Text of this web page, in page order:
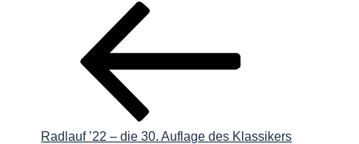
Radlauf ’22 – die 30. Auflage des Klassikers